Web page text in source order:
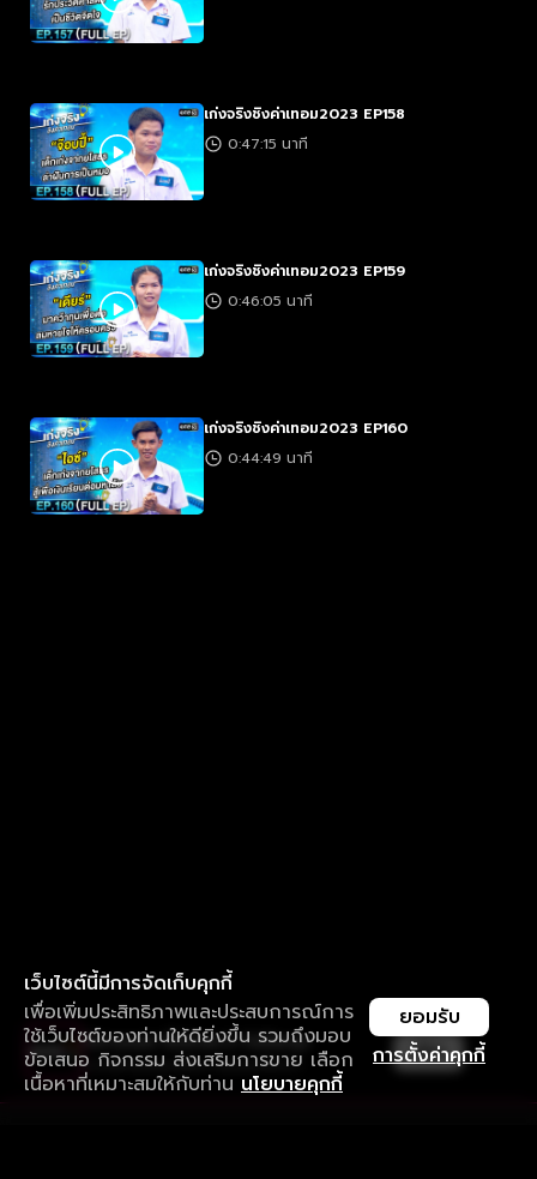
เก่งจริงชิงค่าเทอม2023 EP158
0:47:15 นาที
เก่งจริงชิงค่าเทอม2023 EP159
0:46:05 นาที
เก่งจริงชิงค่าเทอม2023 EP160
0:44:49 นาที
เว็บไซต์นี้มีการจัดเก็บคุกกี้
เพื่อเพิ่มประสิทธิภาพและประสบการณ์การ
ใช้เว็บไซต์ของท่านให้ดียิ่งขึ้น รวมถึงมอบ
ข้อเสนอ กิจกรรม ส่งเสริมการขาย เลือก
เนื้อหาที่เหมาะสมให้กับท่าน นโยบายคุกกี้
การตั้งค่าคุกกี้
ยอมรับ
ใช้งานแอป ลื่นไหลกว่า ไม่มีสะดุด
ดาวน์โหลดแอปเพื่อการรับชมที่ดีกว่า เปิด